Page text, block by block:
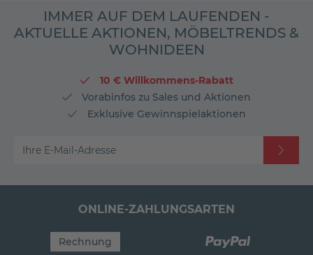
IMMER AUF DEM LAUFENDEN -
AKTUELLE AKTIONEN, MÖBELTRENDS &
WOHNIDEEN
10 € Willkommens-Rabatt
Vorabinfos zu Sales und Aktionen
Exklusive Gewinnspielaktionen
Ihre E-Mail-Adresse
ONLINE-ZAHLUNGSARTEN
Rechnung